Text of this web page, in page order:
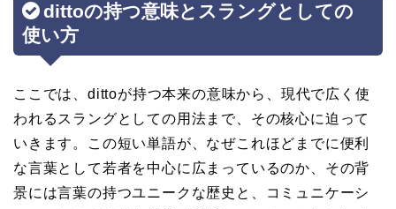
dittoの持つ意味とスラングとしての
使い方
ここでは、dittoが持つ本来の意味から、現代で広く使
われるスラングとしての用法まで、その核心に迫って
いきます。この短い単語が、なぜこれほどまでに便利
な言葉として若者を中心に広まっているのか、その背
景には言葉の持つユニークな歴史と、コミュニケーシ